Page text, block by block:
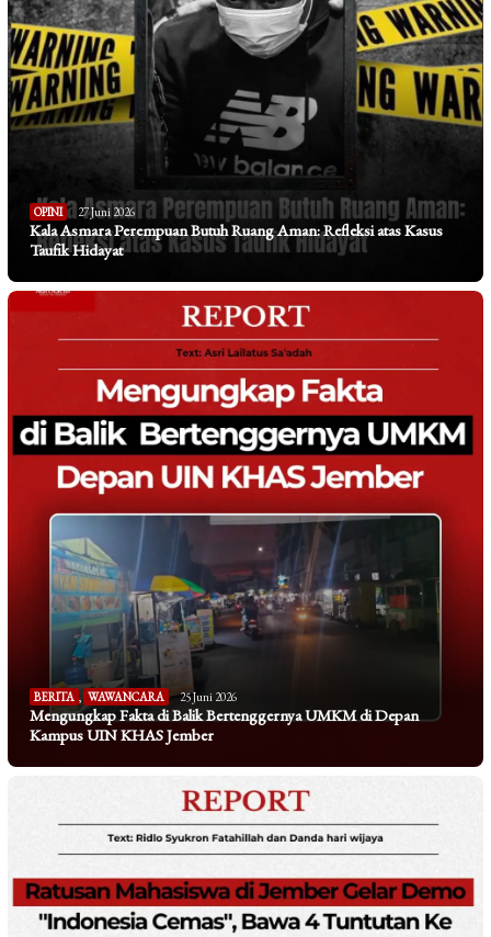
OPINI 27 Juni 2026
Kala Asmara Perempuan Butuh Ruang Aman: Refleksi atas Kasus
Taufik Hidayat
BERITA , WAWANCARA 25 Juni 2026
Mengungkap Fakta di Balik Bertenggernya UMKM di Depan
Kampus UIN KHAS Jember